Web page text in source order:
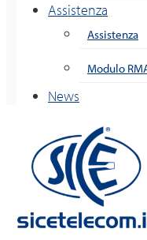
Assistenza
Assistenza
Modulo
News